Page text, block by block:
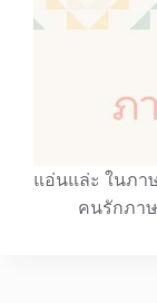
แอ่นแล่ะ ในภา
คนรักภา